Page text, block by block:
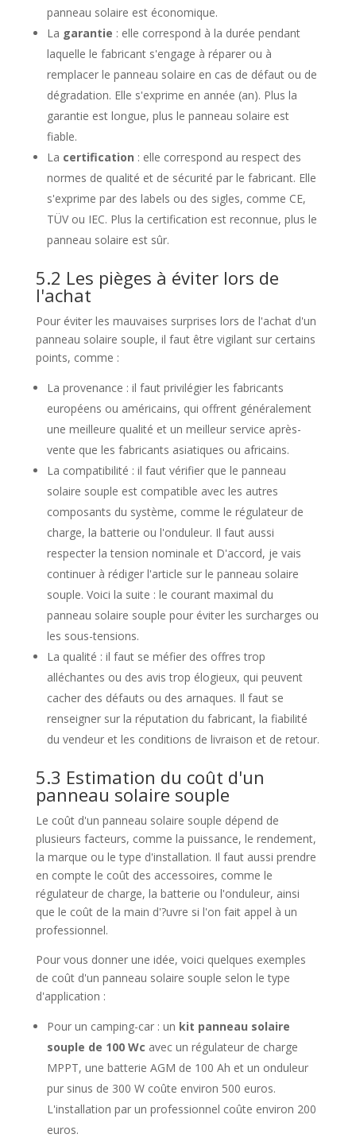
panneau solaire est économique.
La garantie : elle correspond à la durée pendant
laquelle le fabricant s'engage à réparer ou à
remplacer le panneau solaire en cas de défaut ou de
dégradation. Elle s'exprime en année (an). Plus la
garantie est longue, plus le panneau solaire est
fiable.
La certification : elle correspond au respect des
normes de qualité et de sécurité par le fabricant. Elle
s'exprime par des labels ou des sigles, comme CE,
TÜV ou IEC. Plus la certification est reconnue, plus le
panneau solaire est sûr.
5.2 Les pièges à éviter lors de
l'achat
Pour éviter les mauvaises surprises lors de l'achat d'un
panneau solaire souple, il faut être vigilant sur certains
points, comme :
La provenance : il faut privilégier les fabricants
européens ou américains, qui offrent généralement
une meilleure qualité et un meilleur service après-
vente que les fabricants asiatiques ou africains.
La compatibilité : il faut vérifier que le panneau
solaire souple est compatible avec les autres
composants du système, comme le régulateur de
charge, la batterie ou l'onduleur. Il faut aussi
respecter la tension nominale et D'accord, je vais
continuer à rédiger l'article sur le panneau solaire
souple. Voici la suite : le courant maximal du
panneau solaire souple pour éviter les surcharges ou
les sous-tensions.
La qualité : il faut se méfier des offres trop
alléchantes ou des avis trop élogieux, qui peuvent
cacher des défauts ou des arnaques. Il faut se
renseigner sur la réputation du fabricant, la fiabilité
du vendeur et les conditions de livraison et de retour.
5.3 Estimation du coût d'un
panneau solaire souple
Le coût d'un panneau solaire souple dépend de
plusieurs facteurs, comme la puissance, le rendement,
la marque ou le type d'installation. Il faut aussi prendre
en compte le coût des accessoires, comme le
régulateur de charge, la batterie ou l'onduleur, ainsi
que le coût de la main d'?uvre si l'on fait appel à un
professionnel.
Pour vous donner une idée, voici quelques exemples
de coût d'un panneau solaire souple selon le type
d'application :
Pour un camping-car : un kit panneau solaire
souple de 100 Wc avec un régulateur de charge
MPPT, une batterie AGM de 100 Ah et un onduleur
pur sinus de 300 W coûte environ 500 euros.
L'installation par un professionnel coûte environ 200
euros.